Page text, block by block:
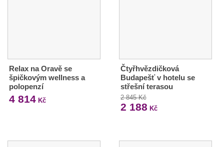
Relax na Oravě se
špičkovým wellness a
polopenzí
4 814 Kč
Čtyřhvězdičková
Budapešť v hotelu se
střešní terasou
2 845 Kč
2 188 Kč